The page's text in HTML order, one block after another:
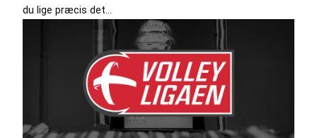
du lige præcis det…